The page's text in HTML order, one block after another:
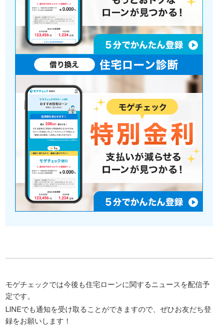
モゲチェックでは今後も住宅ローンに関するニュースを配信予
定です。
LINEでも通知を受け取ることができますので、ぜひお友だち登
録をお願いします！